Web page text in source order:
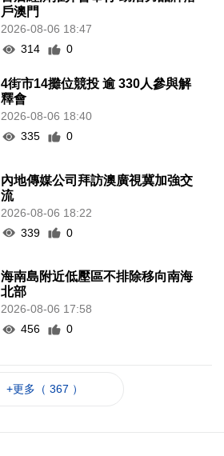
戶澳門
2026-08-06 18:47
314
0
4街市14攤位競投 逾 330人參與解
釋會
2026-08-06 18:40
335
0
內地傳媒公司拜訪澳廣視冀加強交
流
2026-08-06 18:22
339
0
海南島附近低壓區不排除移向南海
北部
2026-08-06 17:58
456
0
+更多（ 367 ）